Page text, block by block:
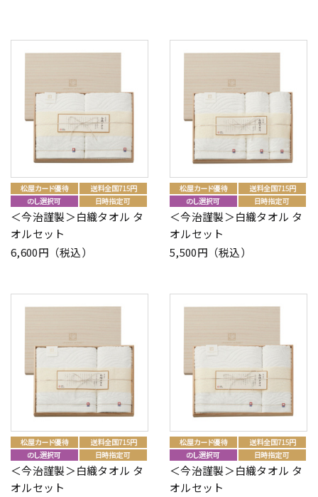
＜今治謹製＞白織タオル タ
オルセット
6,600円（税込）
＜今治謹製＞白織タオル タ
オルセット
5,500円（税込）
＜今治謹製＞白織タオル タ
オルセット
＜今治謹製＞白織タオル タ
オルセット